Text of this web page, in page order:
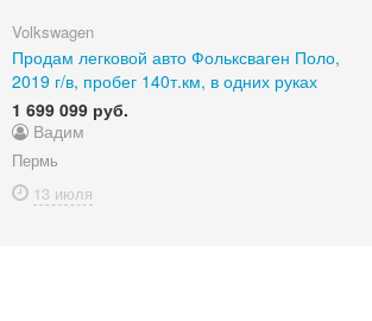
Volkswagen
Продам легковой авто Фольксваген Поло,
2019 г/в, пробег 140т.км, в одних руках
1 699 099 руб.
Вадим
Пермь
13 июля